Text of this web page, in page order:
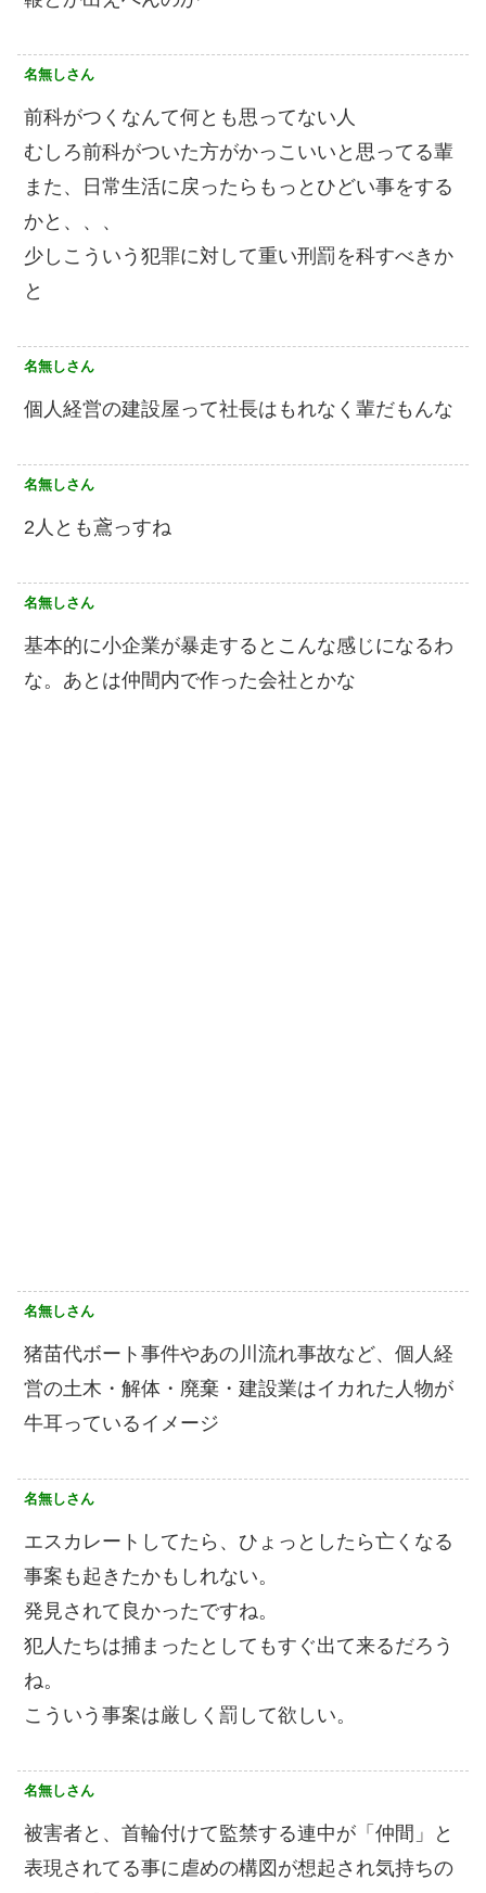
名無しさん
前科がつくなんて何とも思ってない人
むしろ前科がついた方がかっこいいと思ってる輩
また、日常生活に戻ったらもっとひどい事をする
かと、、、
少しこういう犯罪に対して重い刑罰を科すべきか
と
名無しさん
個人経営の建設屋って社長はもれなく輩だもんな
名無しさん
2人とも鳶っすね
名無しさん
基本的に小企業が暴走するとこんな感じになるわ
な。あとは仲間内で作った会社とかな
名無しさん
猪苗代ボート事件やあの川流れ事故など、個人経
営の土木・解体・廃棄・建設業はイカれた人物が
牛耳っているイメージ
名無しさん
エスカレートしてたら、ひょっとしたら亡くなる
事案も起きたかもしれない。
発見されて良かったですね。
犯人たちは捕まったとしてもすぐ出て来るだろう
ね。
こういう事案は厳しく罰して欲しい。
名無しさん
被害者と、首輪付けて監禁する連中が「仲間」と
表現されてる事に虐めの構図が想起され気持ちの